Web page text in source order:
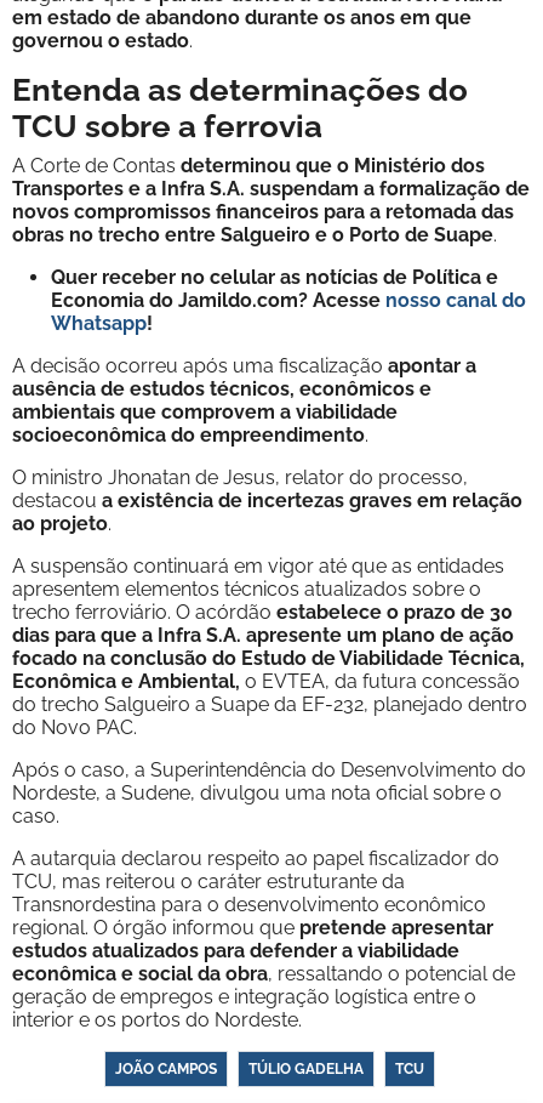
em estado de abandono durante os anos em que
governou o estado.
Entenda as determinações do
TCU sobre a ferrovia
A Corte de Contas determinou que o Ministério dos
Transportes e a Infra S.A. suspendam a formalização de
novos compromissos financeiros para a retomada das
obras no trecho entre Salgueiro e o Porto de Suape.
Quer receber no celular as notícias de Política e
Economia do Jamildo.com? Acesse nosso canal do
Whatsapp!
A decisão ocorreu após uma fiscalização apontar a
ausência de estudos técnicos, econômicos e
ambientais que comprovem a viabilidade
socioeconômica do empreendimento.
O ministro Jhonatan de Jesus, relator do processo,
destacou a existência de incertezas graves em relação
ao projeto.
A suspensão continuará em vigor até que as entidades
apresentem elementos técnicos atualizados sobre o
trecho ferroviário. O acórdão estabelece o prazo de 30
dias para que a Infra S.A. apresente um plano de ação
focado na conclusão do Estudo de Viabilidade Técnica,
Econômica e Ambiental, o EVTEA, da futura concessão
do trecho Salgueiro a Suape da EF-232, planejado dentro
do Novo PAC.
Após o caso, a Superintendência do Desenvolvimento do
Nordeste, a Sudene, divulgou uma nota oficial sobre o
caso.
A autarquia declarou respeito ao papel fiscalizador do
TCU, mas reiterou o caráter estruturante da
Transnordestina para o desenvolvimento econômico
regional. O órgão informou que pretende apresentar
estudos atualizados para defender a viabilidade
econômica e social da obra, ressaltando o potencial de
geração de empregos e integração logística entre o
interior e os portos do Nordeste.
JOÃO CAMPOS TÚLIO GADELHA TCU